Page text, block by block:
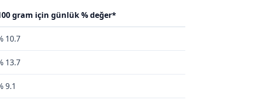
gram için günlük % değer*
10.7
13.7
9.1